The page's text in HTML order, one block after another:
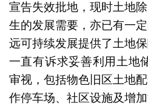
宣告失效批地，现时土地
生的发展需要，亦已有一
远可持续发展提供了土地
一直有诉求妥善利用土地
审视，包括物色旧区土地
作停车场、社区设施及增